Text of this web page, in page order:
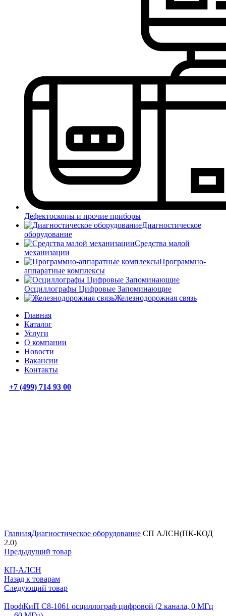
Дефектоскопы и прочие приборы
Диагностическое
оборудование
Средства малой
механизации
Программно-
аппаратные комплексы
Осциллографы Цифровые Запоминающие
Железнодорожная связь
Главная
Каталог
Услуги
О компании
Новости
Вакансии
Контакты
+7 (499) 714 93 00
ГлавнаяДиагностическое оборудование СП АЛСН(ПК-КОД
2.0)
Предыдущий товар
КП-АЛСН
Назад к товарам
Следующий товар
ПрофКиП С8-1061 осциллограф цифровой (2 канала, 0 МГц